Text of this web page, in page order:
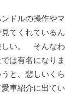
ドルの操作やマ
てくれているん
しい。 そんなわ
は有名になりま
と、悲しいくら
車紹介に出てい